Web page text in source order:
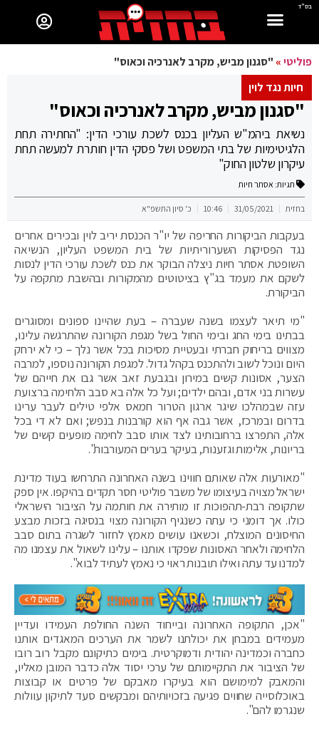
בס"ד
פוליטי» "סגנון מביש, מקרב לאנרכיה וכאוס"
חיות נגד לוין
"סגנון מביש, מקרב לאנרכיה וכאוס"
נשיאת ביהמ"ש העליון בכנס לשכת עורכי הדין: "החתירה תחת
הלגיטימיות של בתי המשפט ושל פסקי הדין חותרת למעשה תחת
עיקרון שלטון החוק"
תגיות: אסתר חיות
בחזית 31/05/2021
10:46 כ' סיון התשפ"א
בעקבות הביקורות החריפה של יו"ר הכנסת יריב לוין ובכירים אחרים
נגד הפסיקות השערוריתיות של בית המשפט העליון, הנשיאה
השופטת אסתר חיות ניצלה הבוקר את כנס לשכת עורכי הדין לנסות
לשקם את מעמד בג"ץ בציטוטים מהמקורות ובהשבת מתקפה על
הביקורת.
"מי תיאר לעצמו בשנה שעברה – בעת שהיינו ספונים ומסוגרים
בבתינו בימי החג ובימי החול בשל מגפת הקורונה שהתרגשה עלינו,
מצווים בריחוק חברתי ובעטיית מסיכות בכל אשר נלך – כי לא ירחק
היום ונוכל לשוב ולהתכנס בקהל גדול. למגפת הקורונה נוספו, למרבה
הצער, אסונות קשים במירון ובגבעת זאב אשר גבו את חייהם של
עשרות בני אדם, ובהם ילדים; ועל כל אלה בא סבב הלחימה ברצועת
עזה שבמהלכו שיגר ארגון הטרור חמאס אלפי טילים לעבר ערינו
בדרום ובמרכז, אשר גבה אף הוא קורבנות בנפש; ואם לא די בכל
אלה, התפרצו ברחובותינו לצד אותו סבב לחימה מופעים קשים של
בריונות, אלימות וגזענות, בעיקר בערים המעורבות".
"מאורעות אלה שאותם חווינו בשנה האחרונה התרחשו בעוד מדינת
ישראל מצויה בעיצומו של משבר פוליטי חסר תקדים בהיקפו. אין ספק
שתקופה רבת-תהפוכות זו מותירה את חותמה על הציבור הישראלי
כולו. אך דומני כי עתה כשנגיף הקורונה מצוי בנסיגה בזכות מבצע
החיסונים המוצלח, וכשאנו עושים מאמץ לחזור לשגרה בתום סבב
הלחימה ולאחר האסונות שפקדו אותנו – עלינו לשאול את עצמנו מה
למדנו עד עתה ואילו תובנות ראוי כי נאמץ לעתיד לבוא".
"אכן, התקופה האחרונה ובייחוד השנה החולפת העמידו ועדיין
מעמידים במבחן את יכולתנו לשמר את הערכים המאגדים אותנו
כחברה וכמדינה יהודית ודמוקרטית. בימים כתיקונם מקבל רוב רובו
של הציבור את התקיימותם של ערכי יסוד אלה כדבר המובן מאליו,
והמאבק למימושם הוא בעיקרו מאבקם של פרטים או קבוצות
באוכלוסייה שחווים פגיעה בזכויותיהם ומבקשים סעד לתיקון עוולות
שנגרמו להם".